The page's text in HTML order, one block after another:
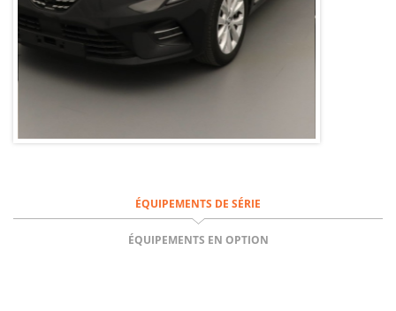
ÉQUIPEMENTS DE SÉRIE
ÉQUIPEMENTS EN OPTION